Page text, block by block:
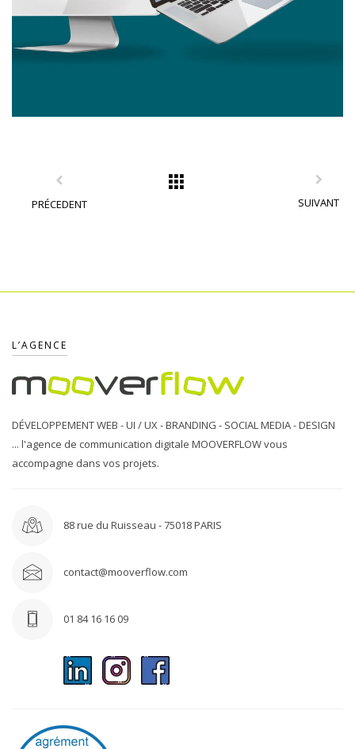
PRÉCEDENT SUIVANT
L’AGENCE
DÉVELOPPEMENT WEB - UI / UX - BRANDING - SOCIAL MEDIA - DESIGN
... l'agence de communication digitale MOOVERFLOW vous
accompagne dans vos projets.
88 rue du Ruisseau - 75018 PARIS
contact@mooverflow.com
01 84 16 16 09